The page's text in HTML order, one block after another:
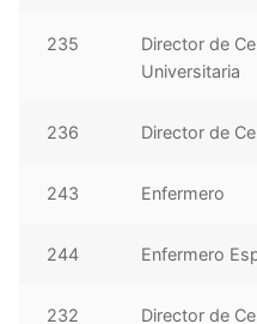
235
Director de
Universitaria
236 Director de
243 Enfermero
244 Enfermero
232 Director de